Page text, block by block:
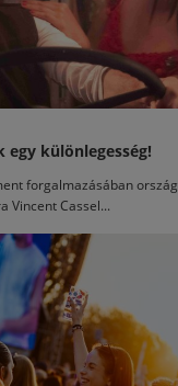
egy különlegesség!
forgalmazásában
Vincent Cassel...